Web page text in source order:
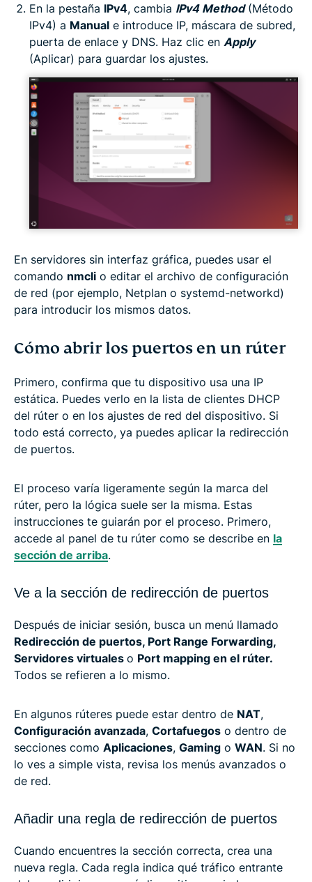
En la pestaña IPv4, cambia IPv4 Method(Método
IPv4) a Manual e introduce IP, máscara de subred,
puerta de enlace y DNS. Haz clic en Apply
(Aplicar) para guardar los ajustes.
En servidores sin interfaz gráfica, puedes usar el
comando nmcli o editar el archivo de configuración
de red (por ejemplo, Netplan o systemd-networkd)
para introducir los mismos datos.
Cómo abrir los puertos en un rúter
Primero, confirma que tu dispositivo usa una IP
estática. Puedes verlo en la lista de clientes DHCP
del rúter o en los ajustes de red del dispositivo. Si
todo está correcto, ya puedes aplicar la redirección
de puertos.
El proceso varía ligeramente según la marca del
rúter, pero la lógica suele ser la misma. Estas
instrucciones te guiarán por el proceso. Primero,
accede al panel de tu rúter como se describe en la
sección de arriba.
Ve a la sección de redirección de puertos
Después de iniciar sesión, busca un menú llamado
Redirección de puertos, Port Range Forwarding,
Servidores virtuales o Port mapping en el rúter.
Todos se refieren a lo mismo.
En algunos rúteres puede estar dentro de NAT,
Configuración avanzada, Cortafuegos o dentro de
secciones como Aplicaciones, Gaming o WAN. Si no
lo ves a simple vista, revisa los menús avanzados o
de red.
Añadir una regla de redirección de puertos
Cuando encuentres la sección correcta, crea una
nueva regla. Cada regla indica qué tráfico entrante